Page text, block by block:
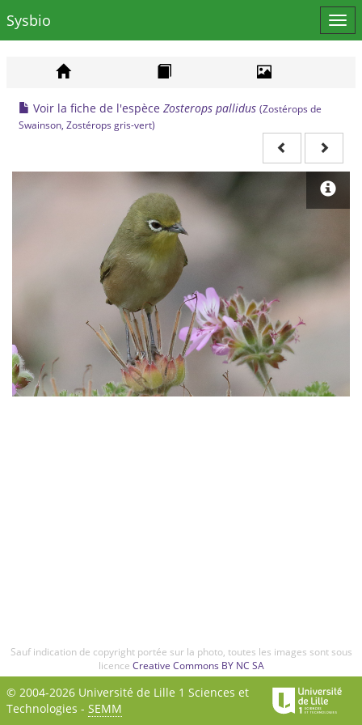
le
Sysbio
Voir la fiche de l'espèce Zosterops pallidus (Zostérops de
Swainson, Zostérops gris-vert)
Sauf indication de copyright portée sur la photo, toutes les images sont sous
licence Creative Commons BY NC SA
© 2004-2026 Université de Lille 1 Sciences et
Technologies - SEMM